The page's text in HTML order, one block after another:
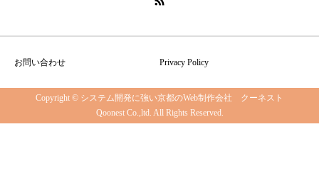
お問い合わせ Privacy Policy
Copyright © システム開発に強い京都のWeb制作会社 クーネスト
Qoonest Co.,ltd. All Rights Reserved.